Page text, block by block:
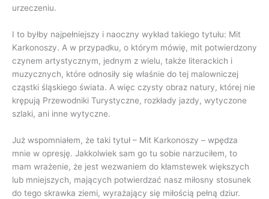
urzeczeniu.
I to byłby najpełniejszy i naoczny wykład takiego tytułu: Mit
Karkonoszy. A w przypadku, o którym mówię, mit potwierdzony
czynem artystycznym, jednym z wielu, także literackich i
muzycznych, które odnosiły się właśnie do tej malowniczej
cząstki śląskiego świata. A więc czysty obraz natury, której nie
krępują Przewodniki Turystyczne, rozkłady jazdy, wytyczone
szlaki, ani inne wytyczne.
Już wspomniałem, że taki tytuł – Mit Karkonoszy – wpędza
mnie w opresję. Jakkolwiek sam go tu sobie narzuciłem, to
mam wrażenie, że jest wezwaniem do kłamstewek większych
lub mniejszych, mających potwierdzać nasz miłosny stosunek
do tego skrawka ziemi, wyrażający się miłością pełną dziur.